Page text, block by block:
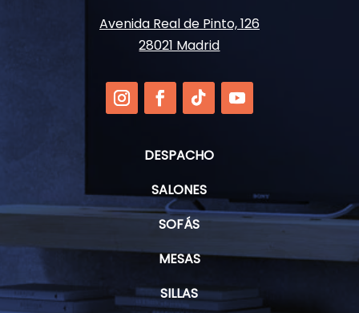
Avenida Real de Pinto, 126
28021 Madrid
DESPACHO
SALONES
SOFÁS
MESAS
SILLAS